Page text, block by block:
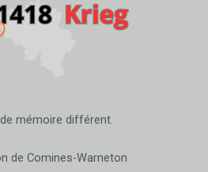
mémoire différent.
de Comines-Warneton